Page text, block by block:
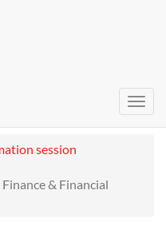
session
& Financial